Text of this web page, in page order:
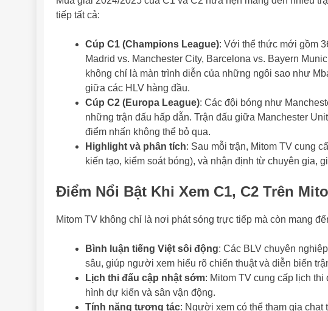
tiếp tất cả:
Cúp C1 (Champions League): Với thể thức mới gồm
Madrid vs. Manchester City, Barcelona vs. Bayern
không chỉ là màn trình diễn của những ngôi sao như
giữa các HLV hàng đầu.
Cúp C2 (Europa League): Các đội bóng như
những trận đấu hấp dẫn. Trận đấu giữa Manchester
điểm nhấn không thể bỏ qua.
Highlight và phân tích: Sau mỗi trận, Mitom TV cung
kiến tạo, kiểm soát bóng), và nhận định từ chuyên gia,
Điểm Nổi Bật Khi Xem C1, C2 Trên
Mitom TV không chỉ là nơi phát sóng trực tiếp mà còn mang
Bình luận tiếng Việt sôi động: Các BLV chuyên
sâu, giúp người xem hiểu rõ chiến thuật và diễn biến
Lịch thi đấu cập nhật sớm: Mitom TV cung cấp lịch thi
hình dự kiến và sân vận động.
Tính năng tương tác: Người xem có thể tham gia